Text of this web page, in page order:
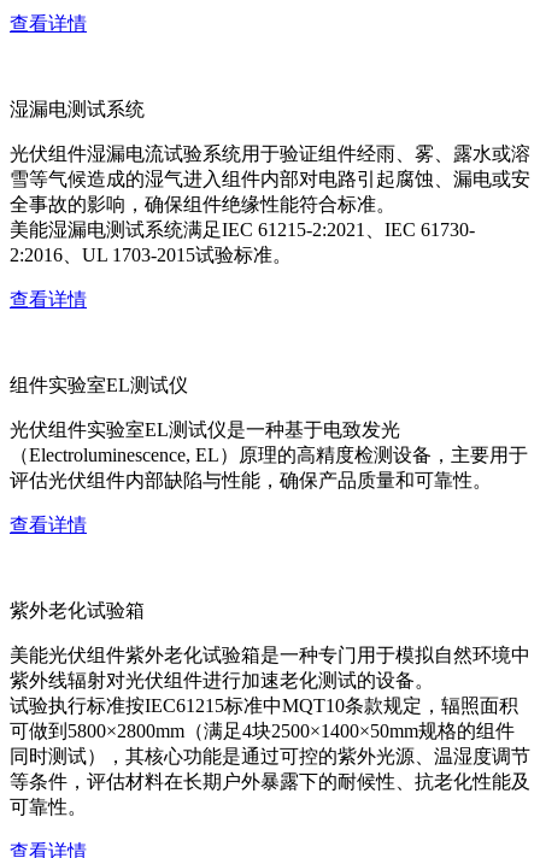
查看详情
湿漏电测试系统
光伏组件湿漏电流试验系统用于验证组件经雨、雾、露水或溶
雪等气候造成的湿气进入组件内部对电路引起腐蚀、漏电或安
全事故的影响，确保组件绝缘性能符合标准。
美能湿漏电测试系统满足IEC 61215-2:2021、IEC 61730-
2:2016、UL 1703-2015试验标准。
查看详情
组件实验室EL测试仪
光伏组件实验室EL测试仪是一种基于电致发光
（Electroluminescence, EL）原理的高精度检测设备，主要用于
评估光伏组件内部缺陷与性能，确保产品质量和可靠性。
查看详情
紫外老化试验箱
美能光伏组件紫外老化试验箱是一种专门用于模拟自然环境中
紫外线辐射对光伏组件进行加速老化测试的设备。
试验执行标准按IEC61215标准中MQT10条款规定，辐照面积
可做到5800×2800mm（满足4块2500×1400×50mm规格的组件
同时测试），其核心功能是通过可控的紫外光源、温湿度调节
等条件，评估材料在长期户外暴露下的耐候性、抗老化性能及
可靠性。
查看详情